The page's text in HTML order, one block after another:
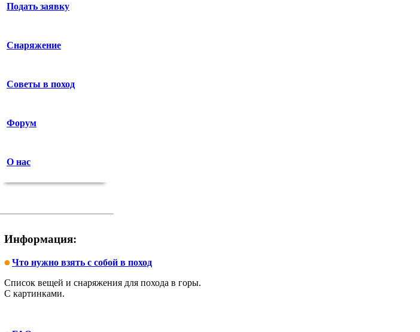
Подать заявку
Снаряжение
Советы в поход
Форум
О нас
Информация:
Что нужно взять с собой в поход
Список вещей и снаряжения для похода в горы.
С картинками.